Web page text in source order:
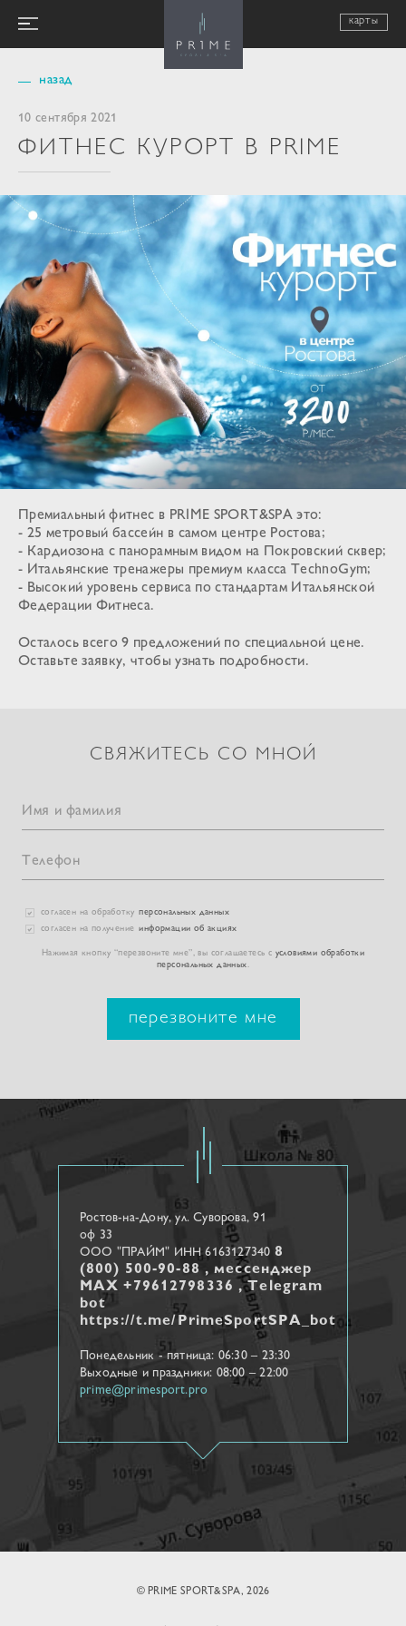
карты
назад
10 сентября 2021
ФИТНЕС КУРОРТ В PRIME
Премиальный фитнес в PRIME SPORT&SPA это:
- 25 метровый бассейн в самом центре Ростова;
- Кардиозона с панорамным видом на Покровский сквер;
- Итальянские тренажеры премиум класса TechnoGym;
- Высокий уровень сервиса по стандартам Итальянской
Федерации Фитнеса.
Осталось всего 9 предложений по специальной цене.
Оставьте заявку, чтобы узнать подробности.
СВЯЖИТЕСЬ СО МНОЙ
согласен на обработку
персональных данных
согласен на получение
информации об акциях
Нажимая кнопку “перезвоните мне”, вы соглашаетесь с условиями обработки
персональных данных.
перезвоните мне
Ростов-на-Дону, ул. Cуворова, 91
оф 33
ООО "ПРАЙМ" ИНН 6163127340 8
(800) 500-90-88 , мессенджер
МАХ +79612798336 , Telegram
bot
https://t.me/PrimeSportSPA_bot
Понедельник - пятница: 06:30 – 23:30
Выходные и праздники: 08:00 – 22:00
prime@primesport.pro
© PRIME SPORT&SPA, 2026